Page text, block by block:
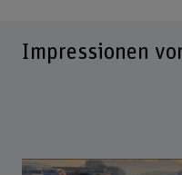
Impressionen